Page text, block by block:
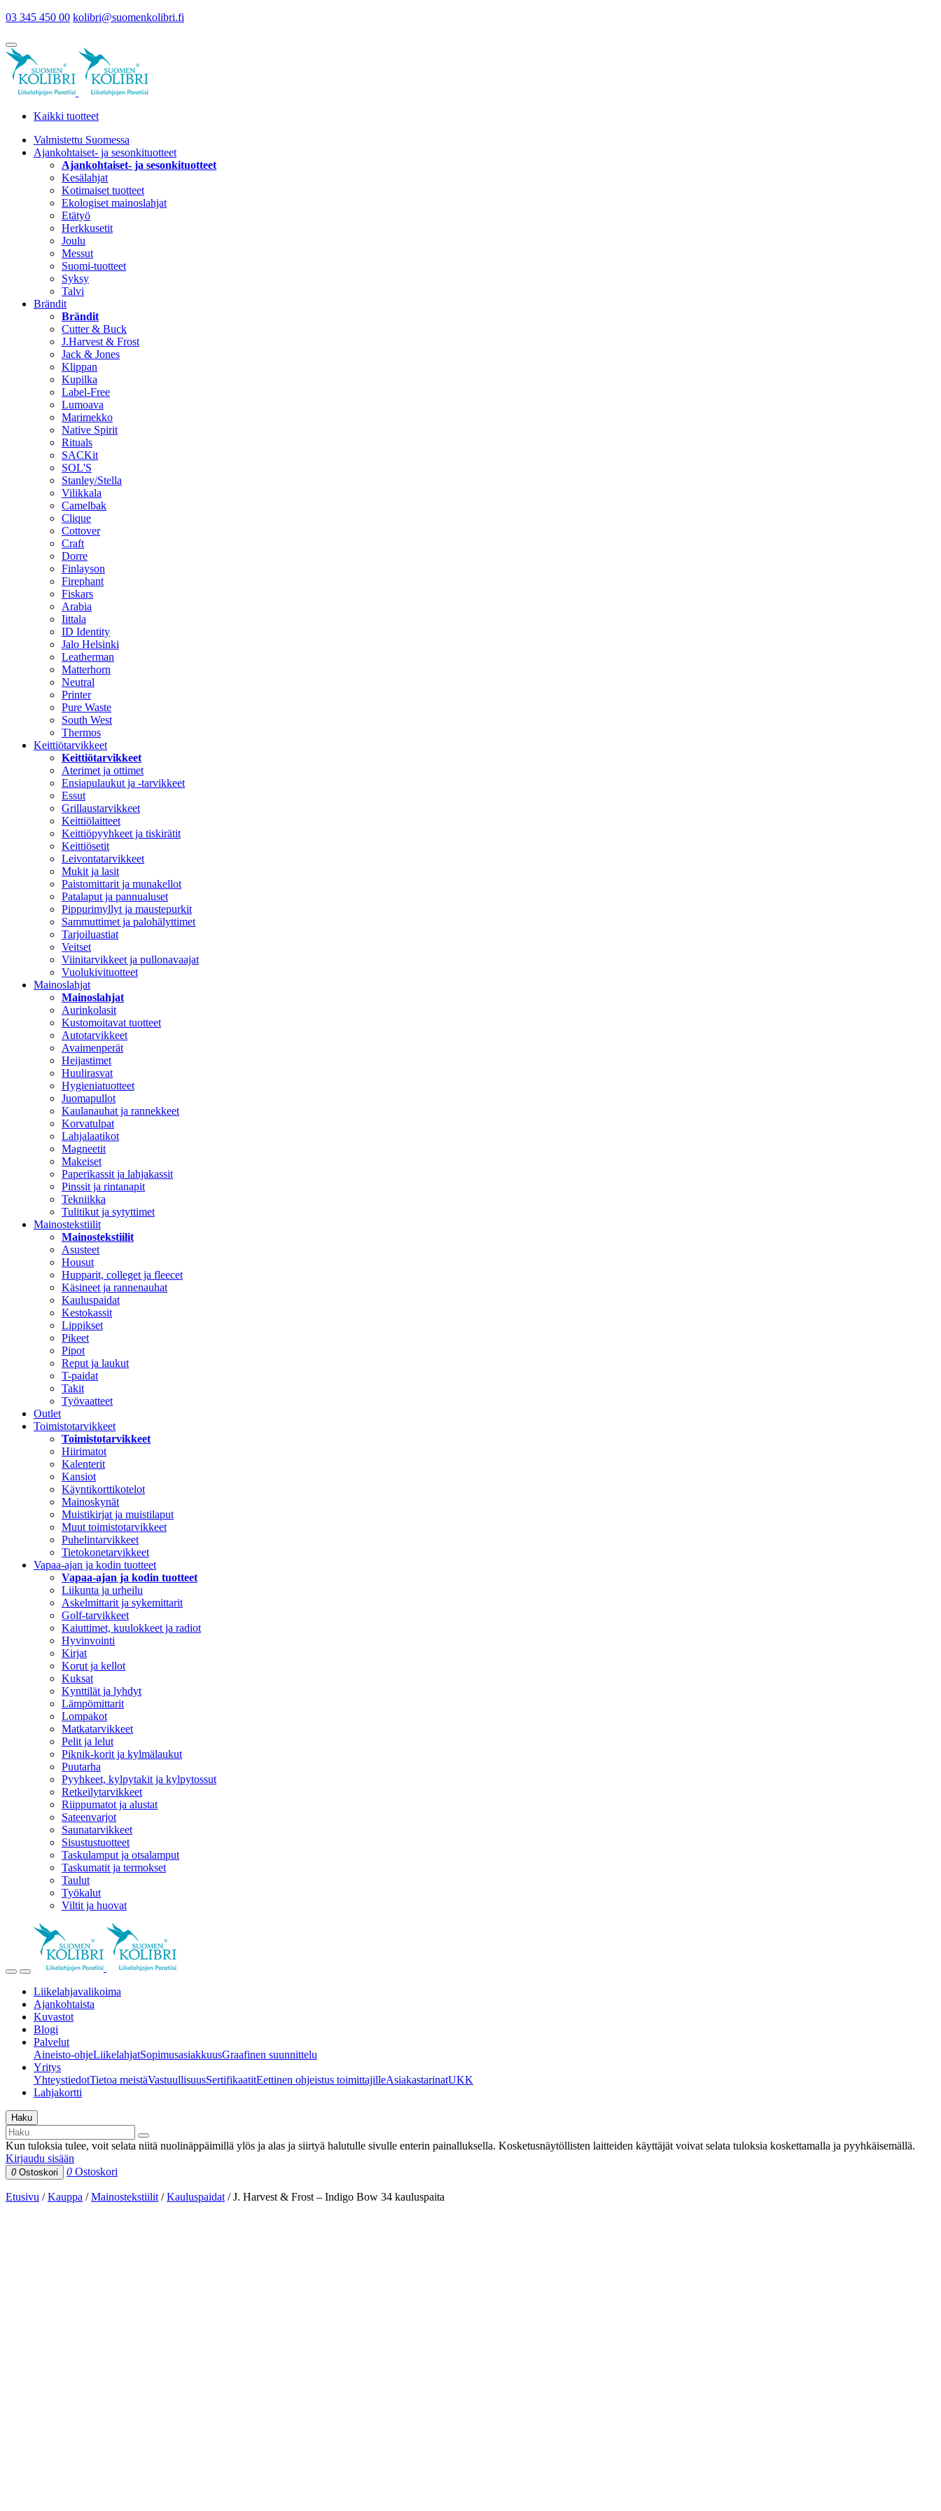
03 345 450 00 kolibri@suomenkolibri.fi
Kaikki tuotteet
Valmistettu Suomessa
Ajankohtaiset- ja sesonkituotteet
Ajankohtaiset- ja sesonkituotteet
Kesälahjat
Kotimaiset tuotteet
Ekologiset mainoslahjat
Etätyö
Herkkusetit
Joulu
Messut
Suomi-tuotteet
Syksy
Talvi
Brändit
Brändit
Cutter & Buck
J.Harvest & Frost
Jack & Jones
Klippan
Kupilka
Label-Free
Lumoava
Marimekko
Native Spirit
Rituals
SACKit
SOL'S
Stanley/Stella
Vilikkala
Camelbak
Clique
Cottover
Craft
Dorre
Finlayson
Firephant
Fiskars
Arabia
Iittala
ID Identity
Jalo Helsinki
Leatherman
Matterhorn
Neutral
Printer
Pure Waste
South West
Thermos
Keittiötarvikkeet
Keittiötarvikkeet
Aterimet ja ottimet
Ensiapulaukut ja -tarvikkeet
Essut
Grillaustarvikkeet
Keittiölaitteet
Keittiöpyyhkeet ja tiskirätit
Keittiösetit
Leivontatarvikkeet
Mukit ja lasit
Paistomittarit ja munakellot
Patalaput ja pannualuset
Pippurimyllyt ja maustepurkit
Sammuttimet ja palohälyttimet
Tarjoiluastiat
Veitset
Viinitarvikkeet ja pullonavaajat
Vuolukivituotteet
Mainoslahjat
Mainoslahjat
Aurinkolasit
Kustomoitavat tuotteet
Autotarvikkeet
Avaimenperät
Heijastimet
Huulirasvat
Hygieniatuotteet
Juomapullot
Kaulanauhat ja rannekkeet
Korvatulpat
Lahjalaatikot
Magneetit
Makeiset
Paperikassit ja lahjakassit
Pinssit ja rintanapit
Tekniikka
Tulitikut ja sytyttimet
Mainostekstiilit
Mainostekstiilit
Asusteet
Housut
Hupparit, colleget ja fleecet
Käsineet ja rannenauhat
Kauluspaidat
Kestokassit
Lippikset
Pikeet
Pipot
Reput ja laukut
T-paidat
Takit
Työvaatteet
Outlet
Toimistotarvikkeet
Toimistotarvikkeet
Hiirimatot
Kalenterit
Kansiot
Käyntikorttikotelot
Mainoskynät
Muistikirjat ja muistilaput
Muut toimistotarvikkeet
Puhelintarvikkeet
Tietokonetarvikkeet
Vapaa-ajan ja kodin tuotteet
Vapaa-ajan ja kodin tuotteet
Liikunta ja urheilu
Askelmittarit ja sykemittarit
Golf-tarvikkeet
Kaiuttimet, kuulokkeet ja radiot
Hyvinvointi
Kirjat
Korut ja kellot
Kuksat
Kynttilät ja lyhdyt
Lämpömittarit
Lompakot
Matkatarvikkeet
Pelit ja lelut
Piknik-korit ja kylmälaukut
Puutarha
Pyyhkeet, kylpytakit ja kylpytossut
Retkeilytarvikkeet
Riippumatot ja alustat
Sateenvarjot
Saunatarvikkeet
Sisustustuotteet
Taskulamput ja otsalamput
Taskumatit ja termokset
Taulut
Työkalut
Viltit ja huovat
Liikelahjavalikoima
Ajankohtaista
Kuvastot
Blogi
Palvelut
Aineisto-ohjeLiikelahjatSopimusasiakkuusGraafinen suunnittelu
Yritys
YhteystiedotTietoa meistäVastuullisuusSertifikaatitEettinen ohjeistus toimittajilleAsiakastarinatUKK
Lahjakortti
Haku
Kun tuloksia tulee, voit selata niitä nuolinäppäimillä ylös ja alas ja siirtyä halutulle sivulle enterin painalluksella. Kosketusnäytöllisten laitteiden käyttäjät voivat selata tuloksia koskettamalla ja pyyhkäisemällä.
Kirjaudu sisään
0 Ostoskori 0 Ostoskori
Etusivu /Kauppa /Mainostekstiilit /Kauluspaidat /J. Harvest & Frost – Indigo Bow 34 kauluspaita